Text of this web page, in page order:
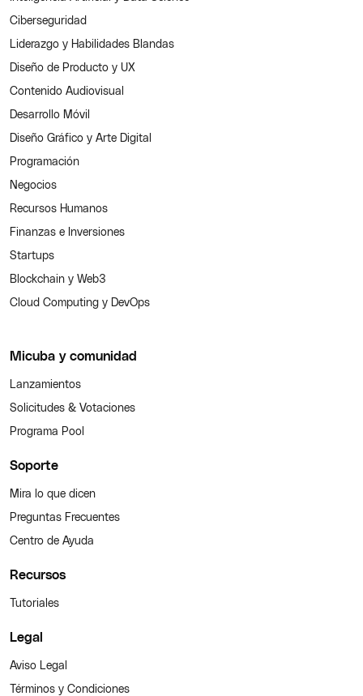
Ciberseguridad
Liderazgo y Habilidades Blandas
Diseño de Producto y UX
Contenido Audiovisual
Desarrollo Móvil
Diseño Gráfico y Arte Digital
Programación
Negocios
Recursos Humanos
Finanzas e Inversiones
Startups
Blockchain y Web3
Cloud Computing y DevOps
Micuba y comunidad
Lanzamientos
Solicitudes & Votaciones
Programa Pool
Soporte
Mira lo que dicen
Preguntas Frecuentes
Centro de Ayuda
Recursos
Tutoriales
Legal
Aviso Legal
Términos y Condiciones